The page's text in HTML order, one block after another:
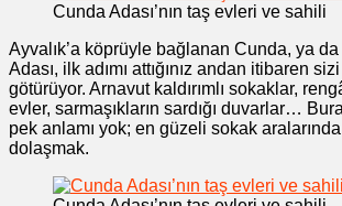
Cunda Adası’nın taş evleri ve sahili
Ayvalık’a köprüyle bağlanan Cunda, ya
Adası, ilk adımı attığınız andan itibaren
götürüyor. Arnavut kaldırımlı sokaklar,
evler, sarmaşıkların sardığı duvarlar…
pek anlamı yok; en güzeli sokak
dolaşmak.